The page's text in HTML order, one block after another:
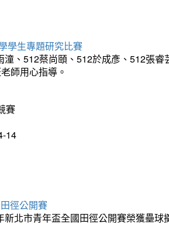
學生專題研究比賽
、512蔡尚頤、512於成彥、512張
師用心指導。
賽
14
徑公開賽
北市青年盃全國田徑公開賽榮獲壘